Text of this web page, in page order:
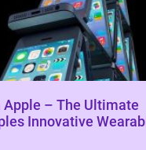
– The Ultimate
Innovative